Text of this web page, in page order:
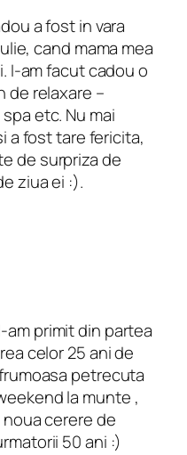
a fost in vara
cand mama mea
I-am facut cadou o
de relaxare –
etc. Nu mai
a fost tare fericita,
de surpriza de
ziua ei :).
primit din partea
celor 25 ani de
petrecuta
la munte ,
cerere de
50 ani :)